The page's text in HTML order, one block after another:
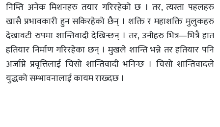
निम्ति अनेक मिशनहरु तयार गरिरहेको छ । तर, त्यस्ता पहलहरु
खासै प्रभावकारी हुन सकिरहेको छैन् । शक्ति र महाशक्ति मुलुकहरु
देखावटी रुपमा शान्तिवादी देखिन्छन् । तर, उनीहरु भित्र—भित्रै हात
हतियार निर्माण गरिरहेका छन् । मुखले शान्ति भन्ने तर हतियार पनि
अर्जाप्ने प्रवृत्तिलाई चिसो शान्तिवादी भनिन्छ । चिसो शान्तिवादले
युद्धको सम्भावनालाई कायम राख्दछ ।